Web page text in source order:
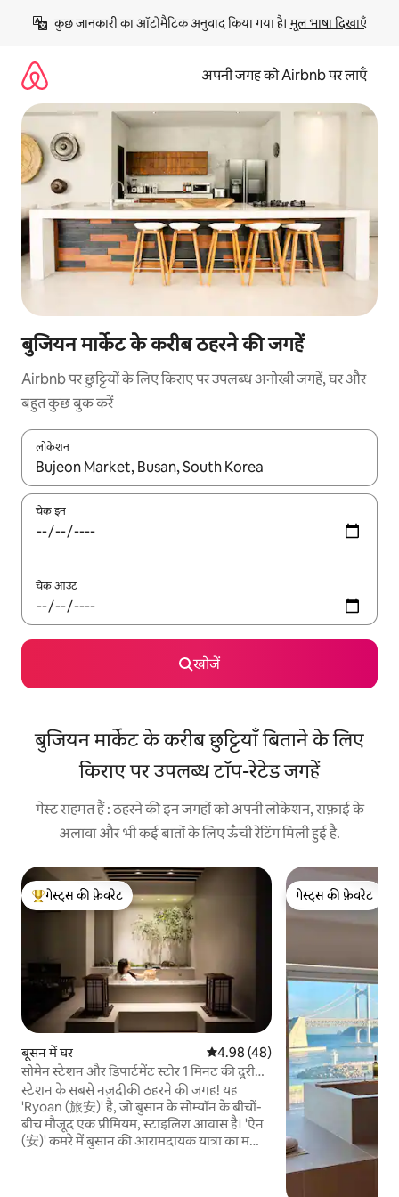
छोड़कर
कॉन्टेंट
कुछ जानकारी का ऑटोमैटिक अनुवाद किया गया है। मूल भाषा दिखाएँ
अपनी जगह को Airbnb पर लाएँ
बुजियन मार्केट के करीब ठहरने की जगहें
Airbnb पर छुट्टियों के लिए किराए पर उपलब्ध अनोखी जगहें, घर और
बहुत कुछ बुक करें
लोकेशन
नतीजों के उपलब्ध होने पर, अप और डाउन 'ऐरो की' का इस्तेमाल करके नेविगेट
चेक इन
चेक आउट
खोजें
बुजियन मार्केट के करीब छुट्टियाँ बिताने के लिए
किराए पर उपलब्ध टॉप-रेटेड जगहें
गेस्ट सहमत हैं : ठहरने की इन जगहों को अपनी लोकेशन, सफ़ाई के
अलावा और भी कई बातों के लिए ऊँची रेटिंग मिली हुई है.
गेस्ट्स का टॉप फ़ेवरेट
गेस्ट्स की फ़ेवरेट
बूसन में घर औसत रेटिंग 5 में से 4.98, 48 समीक्षाएँ
4.98 (48)
सोमेन स्टेशन और डिपार्टमेंट स्टोर 1 मिनट की दूरी
पर/बड़ा पारिवारिक आवास/जकूजी और पारंपरिक
चाय उपलब्ध/20 के दशक के मेज़बान द्वारा सीधे
संचालित
स्टेशन के सबसे नज़दीकी ठहरने की जगह! यह
'Ryoan (旅安)' है, जो बुसान के सोम्यॉन के बीचों-
बीच मौजूद एक प्रीमियम, स्टाइलिश आवास है। 'ऐन
(安)' कमरे में बुसान की आरामदायक यात्रा का मज़ा
गेस्ट्स की फ़ेवरेट
गेस्ट्स की फ़ेवरेट